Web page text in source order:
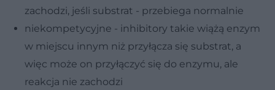
zachodzi, jeśli substrat - przebiega normalnie
niekompetycyjne - inhibitory takie wiążą enzym
w miejscu innym niż przyłącza się substrat, a
więc może on przyłączyć się do enzymu, ale
reakcja nie zachodzi